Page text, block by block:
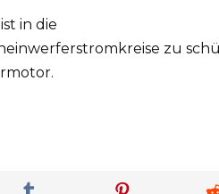
in die
zu